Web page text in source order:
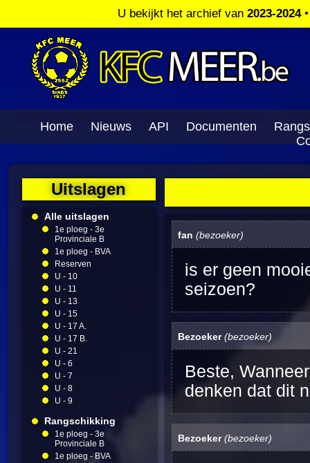
U bekijkt het archief van 2023-2024
Home Nieuws API Documenten
Uitslagen
Alle uitslagen
1e ploeg - 3e
Provinciale B
1e ploeg - BVA
Reserven
U - 10
U - 11
U - 13
U - 15
U - 17 A.
U - 17 B.
U - 21
U - 6
U - 7
U - 8
U - 9
Rangschikking
1e ploeg - 3e
Provinciale B
1e ploeg - BVA
fan (bezoeker)
is er geen
seizoen?
Bezoeker(bezoeker)
Beste,
denken dat dit
Bezoeker(bezoeker)